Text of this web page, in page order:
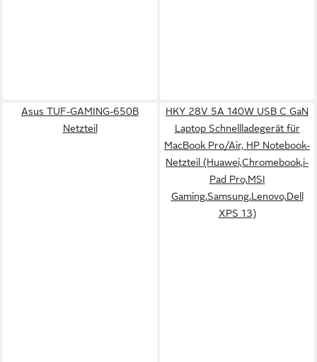
Asus TUF-GAMING-650B
Netzteil
HKY 28V 5A 140W USB C GaN
Laptop Schnellladegerät für
MacBook Pro/Air, HP Notebook-
Netzteil (Huawei,Chromebook,i-
Pad Pro,MSI
Gaming,Samsung,Lenovo,Dell
XPS 13)